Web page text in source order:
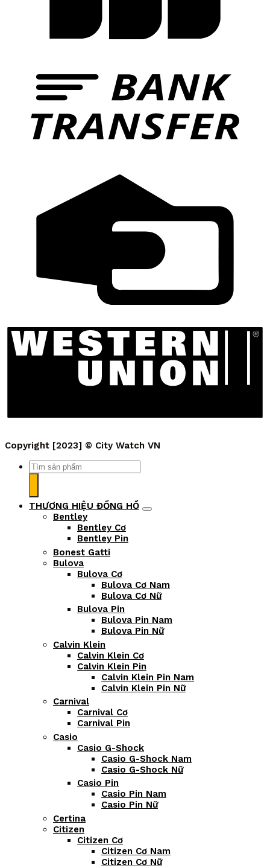
Copyright [2023] © City Watch VN
Tìm
kiếm:
THƯƠNG HIỆU ĐỒNG HỒ
Bentley
Bentley Cơ
Bentley Pin
Bonest Gatti
Bulova
Bulova Cơ
Bulova Cơ Nam
Bulova Cơ Nữ
Bulova Pin
Bulova Pin Nam
Bulova Pin Nữ
Calvin Klein
Calvin Klein Cơ
Calvin Klein Pin
Calvin Klein Pin Nam
Calvin Klein Pin Nữ
Carnival
Carnival Cơ
Carnival Pin
Casio
Casio G-Shock
Casio G-Shock Nam
Casio G-Shock Nữ
Casio Pin
Casio Pin Nam
Casio Pin Nữ
Certina
Citizen
Citizen Cơ
Citizen Cơ Nam
Citizen Cơ Nữ